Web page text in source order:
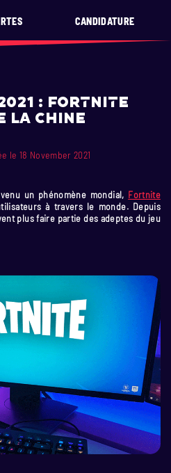
CANDIDATURE
: Fortnite
la Chine
le 18 November 2021
un phénomène mondial, Fortnite
à travers le monde. Depuis
plus faire partie des adeptes du jeu